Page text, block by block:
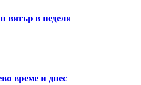
вятър в неделя
време и днес